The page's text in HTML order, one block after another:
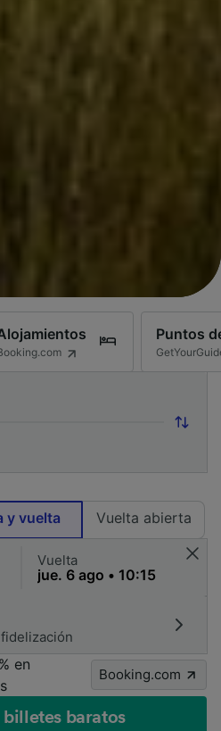
Puntos
y vuelta Vuelta abierta
Vuelta
en
Booking.com
billetes baratos